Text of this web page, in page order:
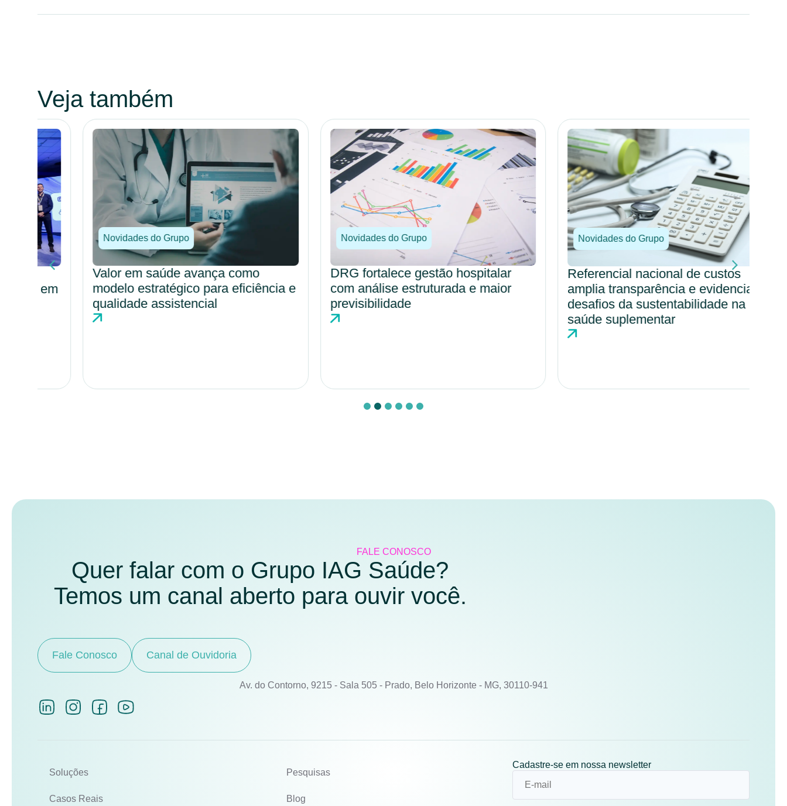
Veja também
Novidades do Grupo
Valor em saúde avança como
modelo estratégico para eficiência e
qualidade assistencial
Novidades do Grupo
DRG fortalece gestão hospitalar
com análise estruturada e maior
previsibilidade
Novidades do Grupo
Referencial nacional de custos
amplia transparência e evidencia
desafios da sustentabilidade na
saúde suplementar
FALE CONOSCO
Quer falar com o Grupo IAG Saúde?
Temos um canal aberto para ouvir você.
Fale Conosco Canal de Ouvidoria
Av. do Contorno, 9215 - Sala 505 - Prado, Belo Horizonte - MG, 30110-941
Soluções
Casos Reais
Pesquisas
Blog
Cadastre-se em nossa newsletter